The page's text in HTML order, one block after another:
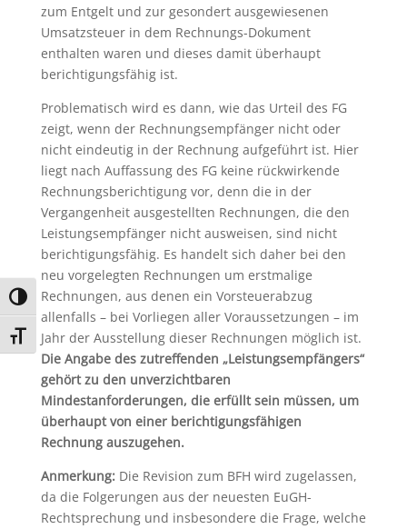
Umschalten auf hohe Kontraste
Schrift vergrößern
zum Entgelt und zur gesondert ausgewiesenen
Umsatzsteuer in dem Rechnungs-Dokument
enthalten waren und dieses damit überhaupt
berichtigungsfähig ist.
Problematisch wird es dann, wie das Urteil des FG
zeigt, wenn der Rechnungsempfänger nicht oder
nicht eindeutig in der Rechnung aufgeführt ist. Hier
liegt nach Auffassung des FG keine rückwirkende
Rechnungsberichtigung vor, denn die in der
Vergangenheit ausgestellten Rechnungen, die den
Leistungsempfänger nicht ausweisen, sind nicht
berichtigungsfähig. Es handelt sich daher bei den
neu vorgelegten Rechnungen um erstmalige
Rechnungen, aus denen ein Vorsteuerabzug
allenfalls – bei Vorliegen aller Voraussetzungen – im
Jahr der Ausstellung dieser Rechnungen möglich ist.
Die Angabe des zutreffenden „Leistungsempfängers“
gehört zu den unverzichtbaren
Mindestanforderungen, die erfüllt sein müssen, um
überhaupt von einer berichtigungsfähigen
Rechnung auszugehen.
Anmerkung:Die Revision zum BFH wird zugelassen,
da die Folgerungen aus der neuesten EuGH-
Rechtsprechung und insbesondere die Frage, welche